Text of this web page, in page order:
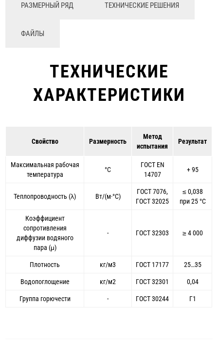
РАЗМЕРНЫЙ РЯД ТЕХНИЧЕСКИЕ РЕШЕНИЯ
ФАЙЛЫ
ТЕХНИЧЕСКИЕ
ХАРАКТЕРИСТИКИ
Свойство Размерность
Метод
испытания
Результат
Максимальная рабочая
температура
°С
ГОСТ EN
14707
+ 95
Теплопроводность (λ) Вт/(м·°С)
ГОСТ 7076,
ГОСТ 32025
≤ 0,038
при 25 °С
Коэффициент
сопротивления
диффузии водяного
пара (μ)
- ГОСТ 32303 ≥ 4 000
Плотность кг/м3 ГОСТ 17177 25…35
Водопоглощение кг/м2 ГОСТ 32301 0,04
Группа горючести - ГОСТ 30244 Г1